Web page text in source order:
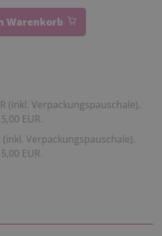
Warenkorb
(inkl. Verpackungspauschale).
EUR.
(inkl. Verpackungspauschale).
EUR.